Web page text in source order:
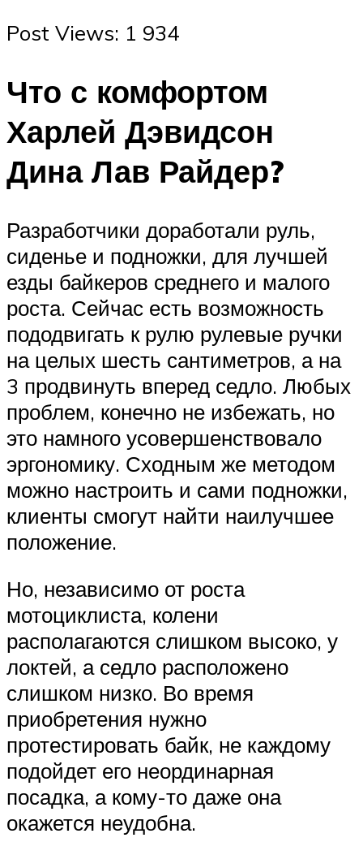
Post Views: 1 934
Что с комфортом
Харлей Дэвидсон
Дина Лав Райдер?
Разработчики доработали руль,
сиденье и подножки, для лучшей
езды байкеров среднего и малого
роста. Сейчас есть возможность
пододвигать к рулю рулевые ручки
на целых шесть сантиметров, а на
3 продвинуть вперед седло. Любых
проблем, конечно не избежать, но
это намного усовершенствовало
эргономику. Сходным же методом
можно настроить и сами подножки,
клиенты смогут найти наилучшее
положение.
Но, независимо от роста
мотоциклиста, колени
располагаются слишком высоко, у
локтей, а седло расположено
слишком низко. Во время
приобретения нужно
протестировать байк, не каждому
подойдет его неординарная
посадка, а кому-то даже она
окажется неудобна.